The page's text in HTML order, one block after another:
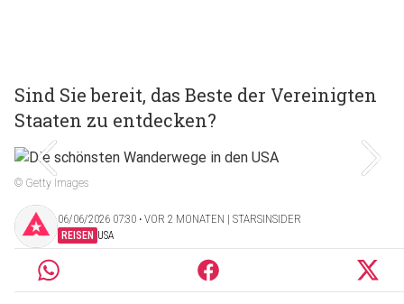
Sind Sie bereit, das Beste der Vereinigten
Staaten zu entdecken?
© Getty Images
06/06/2026 07:30 ‧ VOR 2 MONATEN | STARSINSIDER
REISEN USA